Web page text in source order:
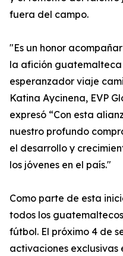
fuera del campo.
"Es un honor
la afición
esperanzador viaje
Katina Aycinena, EVP
expresó “Con esta
nuestro profundo
el desarrollo y
los jóvenes en el país."
Como parte de esta
todos los
fútbol. El próximo 4 de
activaciones exclusivas